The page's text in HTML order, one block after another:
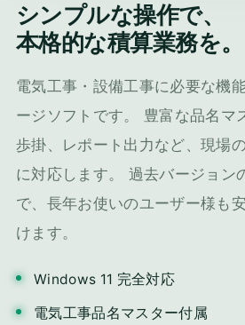
シンプルな操作で、
本格的な積算業務を。
電気工事・設備工事に必要な機
ージソフトです。 豊富な品名マ
歩掛、レポート出力など、現場
に対応します。 過去バージョン
で、長年お使いのユーザー様も
けます。
Windows 11 完全対応
電気工事品名マスター付属